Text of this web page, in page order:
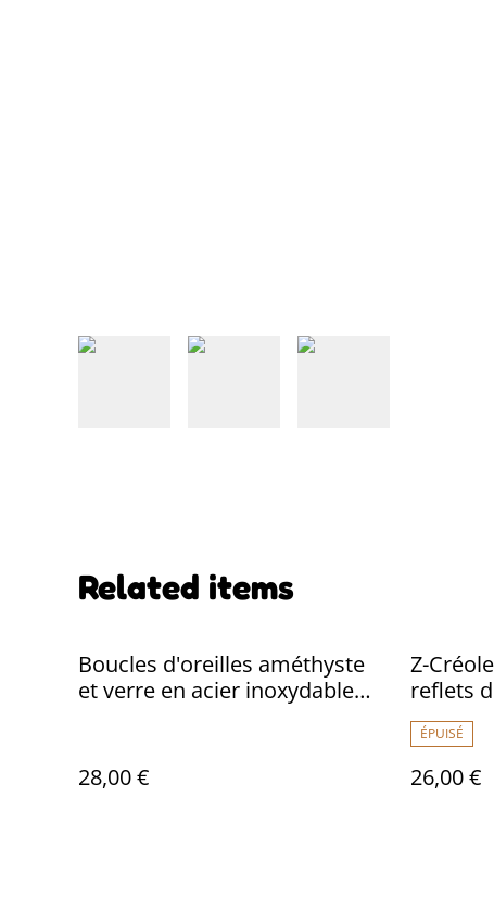
Related items
Boucles d'oreilles améthyste
et verre en acier inoxydable
28,00 €
Z-
reflets
pièce
ÉPUISÉ
26,00 €